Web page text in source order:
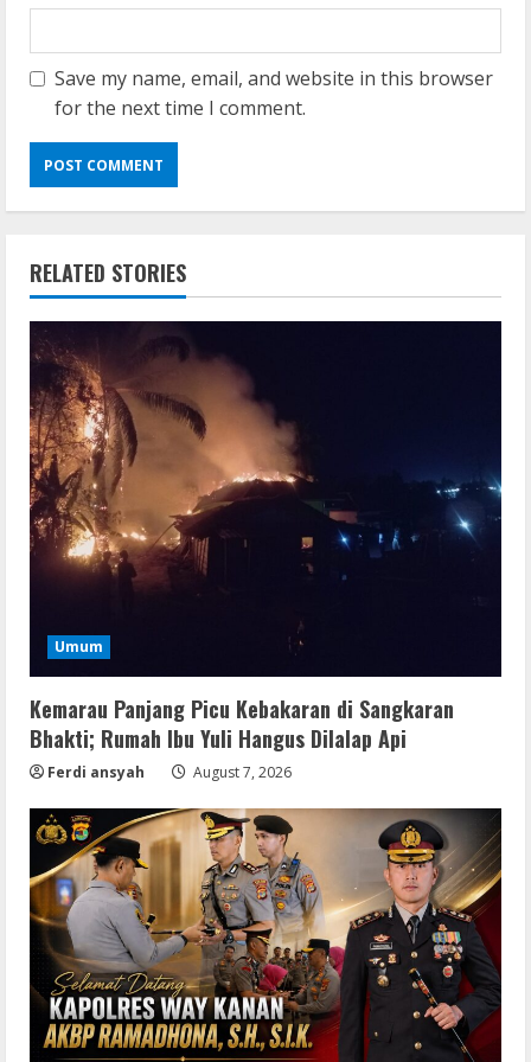
Save my name, email, and website in this browser
for the next time I comment.
RELATED STORIES
Umum
Kemarau Panjang Picu Kebakaran di Sangkaran
Bhakti; Rumah Ibu Yuli Hangus Dilalap Api
Ferdi ansyah August 7, 2026
Img